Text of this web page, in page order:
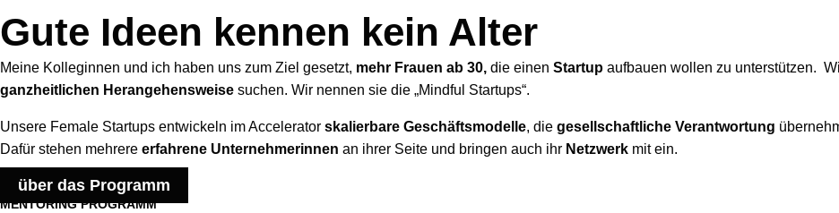
Gute Ideen kennen kein Alter
Meine Kolleginnen und ich haben uns zum Ziel gesetzt, mehr Frauen ab 30, die einen Startup aufbauen wollen zu unterstützen.
ganzheitlichen Herangehensweise suchen. Wir nennen sie die „Mindful Startups“.
Unsere Female Startups entwickeln im Accelerator skalierbare Geschäftsmodelle, die gesellschaftliche Verantwortung
Dafür stehen mehrere erfahrene Unternehmerinnen an ihrer Seite und bringen auch ihr Netzwerk mit ein.
über das Programm
MENTORING PROGRAMM